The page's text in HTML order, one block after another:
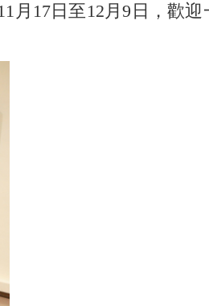
月17日至12月9日，歡迎